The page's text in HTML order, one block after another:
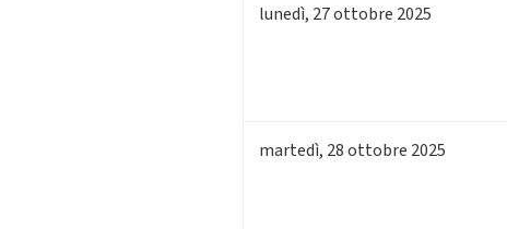
lunedì, 27ottobre 2025
martedì, 28ottobre 2025